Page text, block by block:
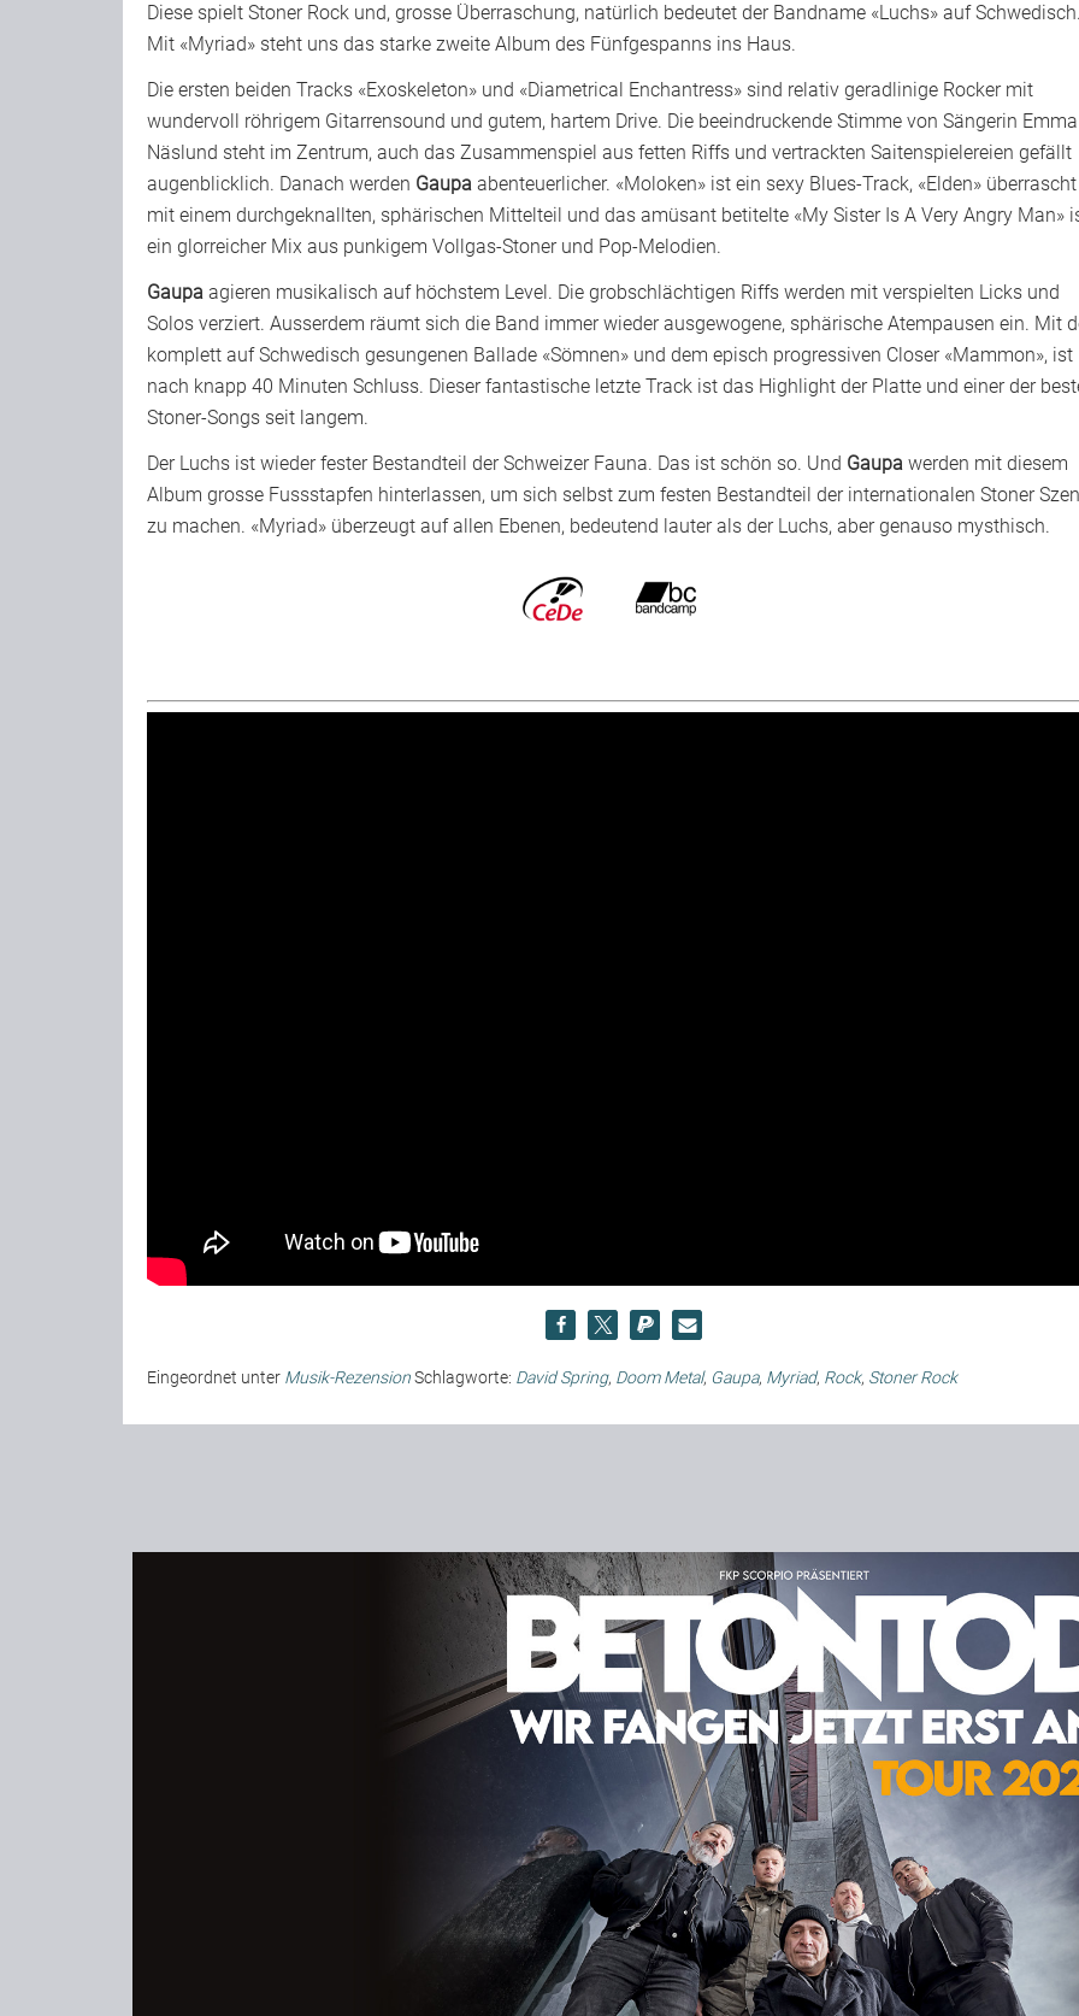
Diese spielt Stoner Rock und, grosse Überraschung, natürlich bedeutet der Bandname «Luchs» auf
Mit «Myriad» steht uns das starke zweite Album des Fünfgespanns ins Haus.
Die ersten beiden Tracks «Exoskeleton» und «Diametrical Enchantress» sind relativ geradlinige Rocker mit
wundervoll röhrigem Gitarrensound und gutem, hartem Drive. Die beeindruckende Stimme von Sängerin Emma
Näslund steht im Zentrum, auch das Zusammenspiel aus fetten Riffs und vertrackten Saitenspielereien gefällt
augenblicklich. Danach werden Gaupa abenteuerlicher. «Moloken» ist ein sexy Blues-Track, «Elden» überrascht
mit einem durchgeknallten, sphärischen Mittelteil und das amüsant betitelte «My Sister Is A Very Angry Man»
ein glorreicher Mix aus punkigem Vollgas-Stoner und Pop-Melodien.
Gaupa agieren musikalisch auf höchstem Level. Die grobschlächtigen Riffs werden mit verspielten Licks und
Solos verziert. Ausserdem räumt sich die Band immer wieder ausgewogene, sphärische Atempausen ein. Mit
komplett auf Schwedisch gesungenen Ballade «Sömnen» und dem episch progressiven Closer «Mammon», ist
nach knapp 40 Minuten Schluss. Dieser fantastische letzte Track ist das Highlight der Platte und einer der
Stoner-Songs seit langem.
Der Luchs ist wieder fester Bestandteil der Schweizer Fauna. Das ist schön so. Und Gaupa werden mit diesem
Album grosse Fussstapfen hinterlassen, um sich selbst zum festen Bestandteil der internationalen Stoner
zu machen. «Myriad» überzeugt auf allen Ebenen, bedeutend lauter als der Luchs, aber genauso mysthisch.
Eingeordnet unter Musik-RezensionSchlagworte: David Spring, Doom Metal, Gaupa, Myriad, Rock, Stoner Rock